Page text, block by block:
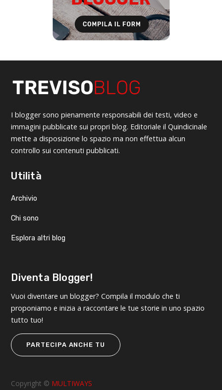
I blogger sono pienamente responsabili dei testi, video e
immagini pubblicate sui propri blog. Editoriale il Quindicinale
mette a disposizione lo spazio ma non effettua alcun
controllo sui contenuti pubblicati.
Utilità
Archivio
Chi sono
Esplora altri blog
Diventa Blogger!
Vuoi diventare un blogger? Compila il modulo che ti
proponiamo e inizia a raccontare le tue storie in uno spazio
tutto tuo!
PARTECIPA ANCHE TU
Copyright © MULTIWAYS